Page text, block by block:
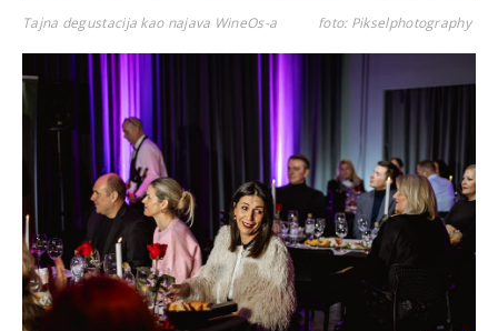
Tajna degustacija kao najava WineOs-a foto: Pikselphotography